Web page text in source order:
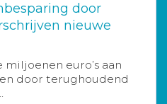
door
nieuwe
euro’s aan
door terughoudend